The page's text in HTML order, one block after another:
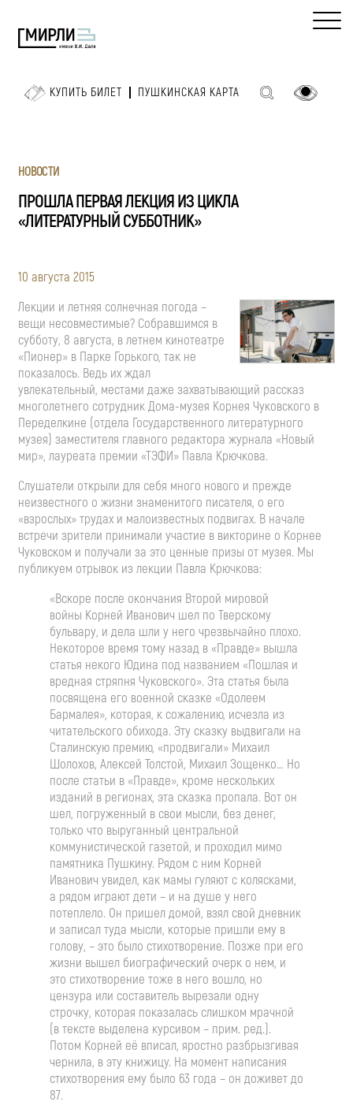
КУПИТЬ БИЛЕТ ПУШКИНСКАЯ КАРТА
НОВОСТИ
ПРОШЛА ПЕРВАЯ ЛЕКЦИЯ ИЗ ЦИКЛА
«ЛИТЕРАТУРНЫЙ СУББОТНИК»
10 августа 2015
Лекции и летняя солнечная погода –
вещи несовместимые? Собравшимся в
субботу, 8 августа, в летнем кинотеатре
«Пионер» в Парке Горького, так не
показалось. Ведь их ждал
увлекательный, местами даже захватывающий рассказ
многолетнего сотрудник Дома-музея Корнея Чуковского в
Переделкине (отдела Государственного литературного
музея) заместителя главного редактора журнала «Новый
мир», лауреата премии «ТЭФИ» Павла Крючкова.
Слушатели открыли для себя много нового и прежде
неизвестного о жизни знаменитого писателя, о его
«взрослых» трудах и малоизвестных подвигах. В начале
встречи зрители принимали участие в викторине о Корнее
Чуковском и получали за это ценные призы от музея. Мы
публикуем отрывок из лекции Павла Крючкова:
«Вскоре после окончания Второй мировой
войны Корней Иванович шел по Тверскому
бульвару, и дела шли у него чрезвычайно плохо.
Некоторое время тому назад в «Правде» вышла
статья некого Юдина под названием «Пошлая и
вредная стряпня Чуковского». Эта статья была
посвящена его военной сказке «Одолеем
Бармалея», которая, к сожалению, исчезла из
читательского обихода. Эту сказку выдвигали на
Сталинскую премию, «продвигали» Михаил
Шолохов, Алексей Толстой, Михаил Зощенко… Но
после статьи в «Правде», кроме нескольких
изданий в регионах, эта сказка пропала. Вот он
шел, погруженный в свои мысли, без денег,
только что выруганный центральной
коммунистической газетой, и проходил мимо
памятника Пушкину. Рядом с ним Корней
Иванович увидел, как мамы гуляют с колясками,
а рядом играют дети – и на душе у него
потеплело. Он пришел домой, взял свой дневник
и записал туда мысли, которые пришли ему в
голову, – это было стихотворение. Позже при его
жизни вышел биографический очерк о нем, и
это стихотворение тоже в него вошло, но
цензура или составитель вырезали одну
строчку, которая показалась слишком мрачной
(в тексте выделена курсивом – прим. ред.).
Потом Корней её вписал, яростно разбрызгивая
чернила, в эту книжицу. На момент написания
стихотворения ему было 63 года – он доживет до
87.